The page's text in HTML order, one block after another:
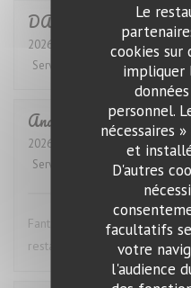
Le
cookies sur
impliquer
personnel.
nécessaires
et
D'autres
facultatifs
votre
l'audience
DANIEL
2026-07-28
- 12:30 - Couverts 4
Service
Ambiance: 5/5
Anders
2026-07-27
- 19:00 - Couverts 4
Service
Ambiance: 5/5
Fantastic wine list, great food
restaurant is highly